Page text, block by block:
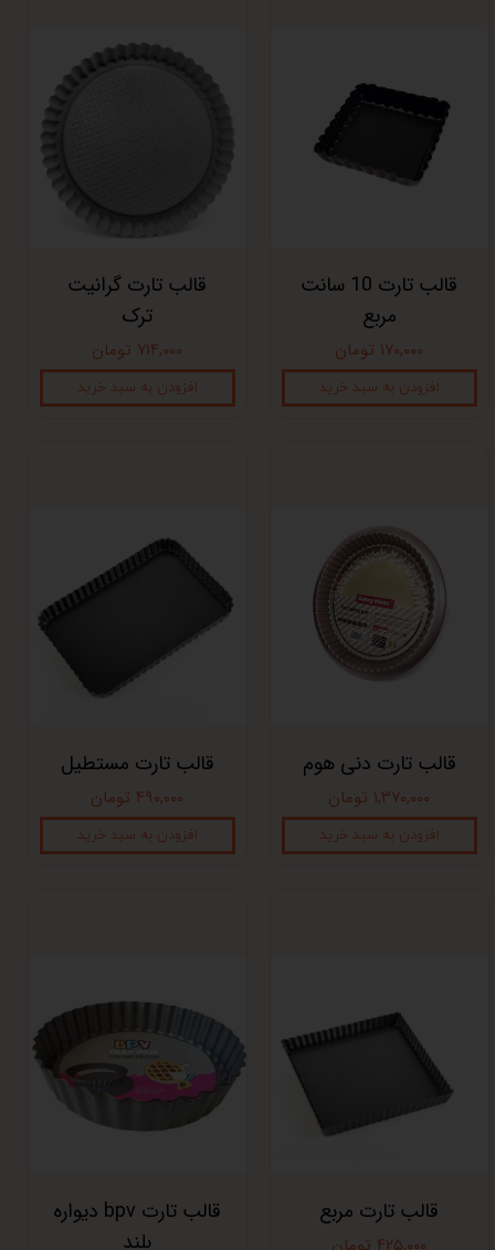
قالب تارت 10 سانت
مربع
۱۷۰,۰۰۰ تومان
افزودن به سبد خرید
قالب تارت گرانیت
ترک
۷۱۴,۰۰۰ تومان
افزودن به سبد خرید
قالب تارت دنی هوم
۱,۳۷۰,۰۰۰ تومان
افزودن به سبد خرید
قالب تارت مستطیل
۴۹۰,۰۰۰ تومان
افزودن به سبد خرید
قالب تارت مربع
قالب تارت bpv دیواره
بلند